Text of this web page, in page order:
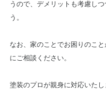
うので、デメリットも考慮し
う。
なお、家のことでお困りのこ
にご相談ください。
塗装のプロが親身に対応いたし